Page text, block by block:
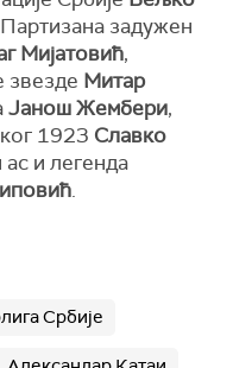
задужен
Мијатовић,
звезде Митар
Јанош Жембери,
1923 Славко
и легенда
.
Србије